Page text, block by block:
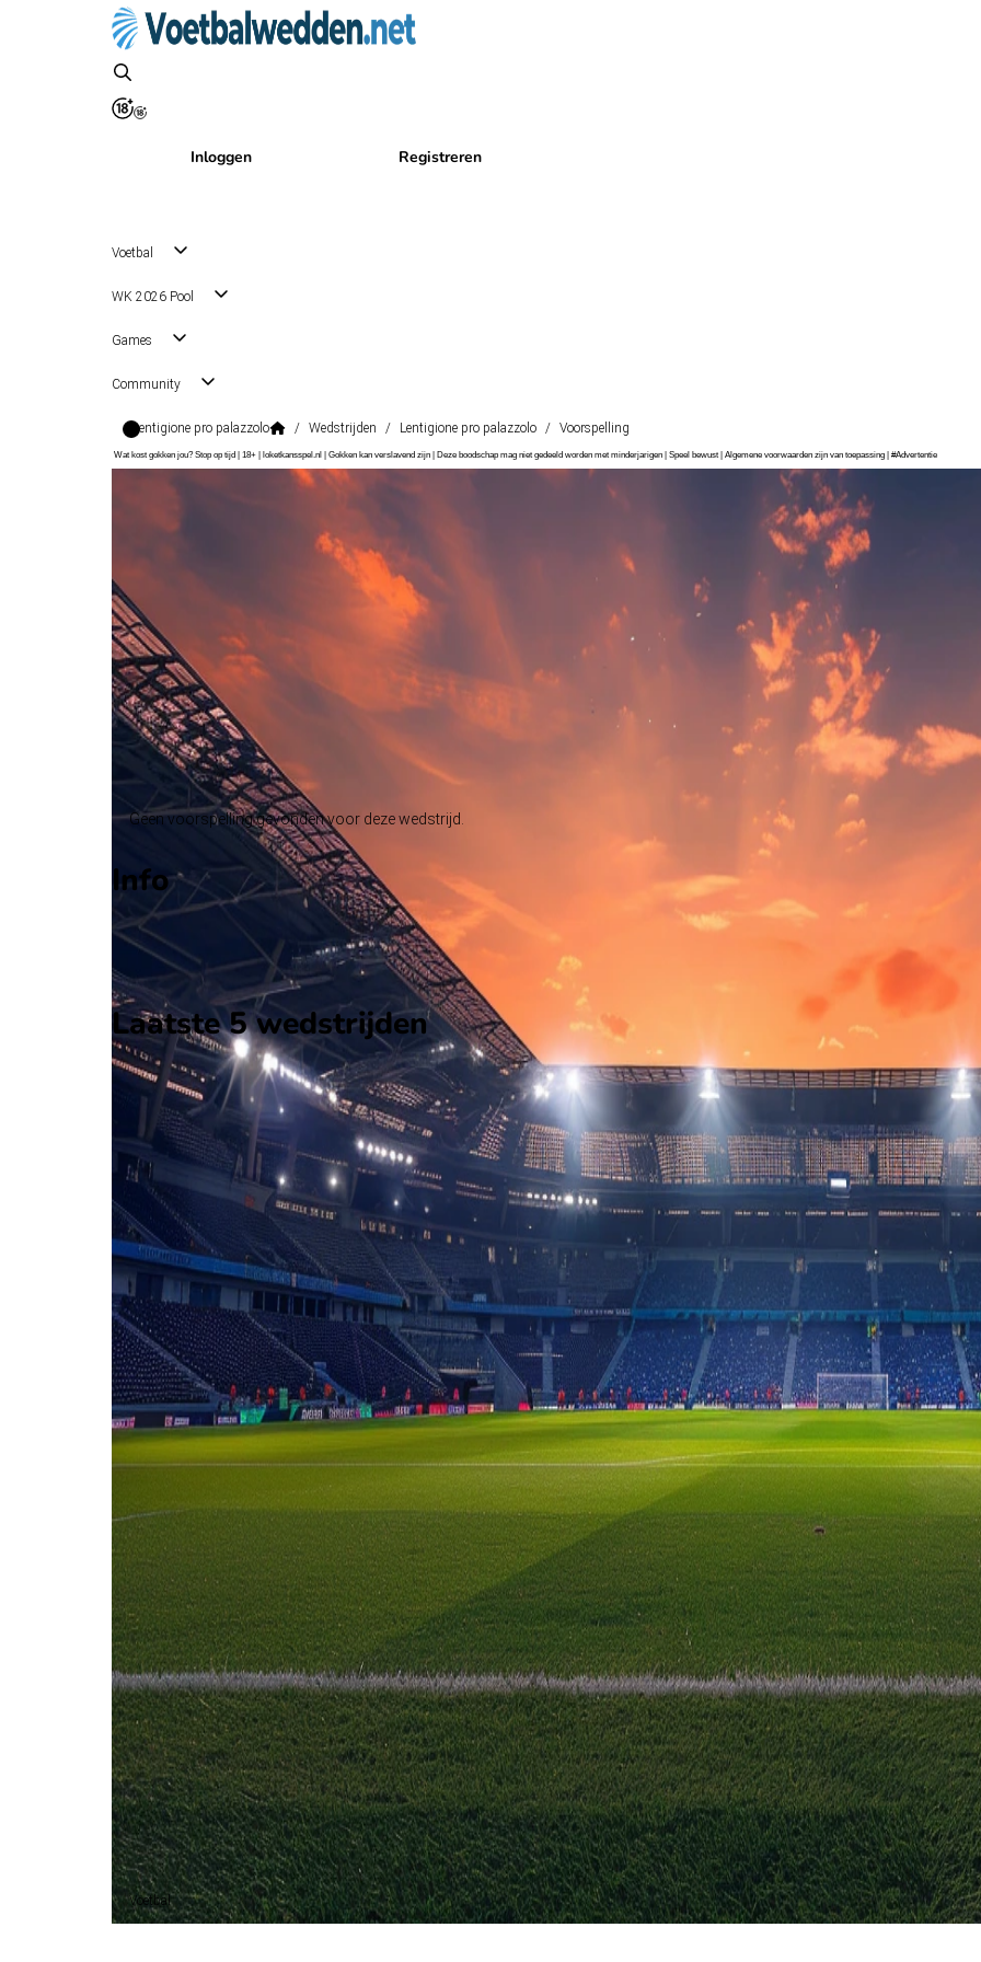
Inloggen Registreren
Voetbal
WK 2026 Pool
Games
Community
Lentigione pro palazzolo / Wedstrijden / Lentigione pro palazzolo / Voorspelling
Wat kost gokken jou? Stop op tijd | 18+ | loketkansspel.nl | Gokken kan verslavend zijn | Deze boodschap mag niet gedeeld worden met minderjarigen | Speel bewust | Algemene voorwaarden zijn van toepassing | #Advertentie
Serie D Grp. D Promotion Playoff, Italië
Serie D Grp. D Promotion Playoff, Italië
Pro Palazzolo
Alle wedstrijden
Lentigione - Pro Palazzolo
Opstellingen
Voorspelling
Voorbeschouwing
Geen voorspelling gevonden voor deze wedstrijd.
Info
Op 10 mei 2026 gaat Lentigione de strijd aan met Pro Palazzolo. De wedstrijd wordt afgetrapt om 14:00 en wordt
Stadion: Onbekend
Scheidsrechter: Onbekend
Laatste 5 wedstrijden
H2H
Lentigione
Pro Palazzolo
2026
Lentigione
Pro Palazzolo
2
1 mrt 2026
Pro Palazzolo
Lentigione
12
26 okt2025
Lentigione
15 dec2019
Lentigione
Pro Palazzolo
2 0
6 jan2019
Lentigione
Pro Palazzolo
1 1
Lentigione (3) 60%
Gelijk (1) 20%
Pro Palazzolo (1)20%
Voetbal